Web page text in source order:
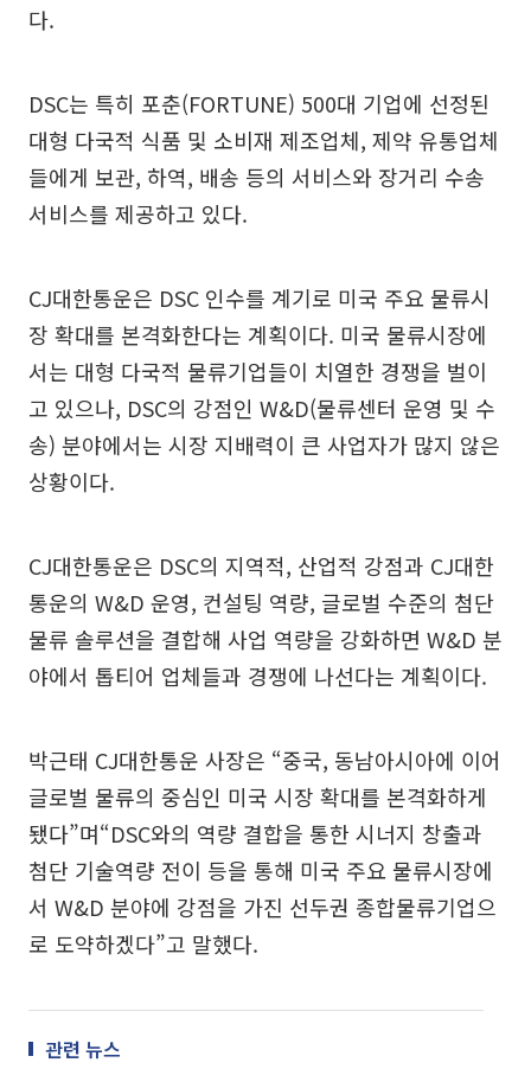
다.
DSC는 특히 포춘(FORTUNE) 500대 기업에 선정된
대형 다국적 식품 및 소비재 제조업체, 제약 유통업체
들에게 보관, 하역, 배송 등의 서비스와 장거리 수송
서비스를 제공하고 있다.
CJ대한통운은 DSC 인수를 계기로 미국 주요 물류시
장 확대를 본격화한다는 계획이다. 미국 물류시장에
서는 대형 다국적 물류기업들이 치열한 경쟁을 벌이
고 있으나, DSC의 강점인 W&D(물류센터 운영 및 수
송) 분야에서는 시장 지배력이 큰 사업자가 많지 않은
상황이다.
CJ대한통운은 DSC의 지역적, 산업적 강점과 CJ대한
통운의 W&D 운영, 컨설팅 역량, 글로벌 수준의 첨단
물류 솔루션을 결합해 사업 역량을 강화하면 W&D 분
야에서 톱티어 업체들과 경쟁에 나선다는 계획이다.
박근태 CJ대한통운 사장은 “중국, 동남아시아에 이어
글로벌 물류의 중심인 미국 시장 확대를 본격화하게
됐다”며“DSC와의 역량 결합을 통한 시너지 창출과
첨단 기술역량 전이 등을 통해 미국 주요 물류시장에
서 W&D 분야에 강점을 가진 선두권 종합물류기업으
로 도약하겠다”고 말했다.
관련 뉴스